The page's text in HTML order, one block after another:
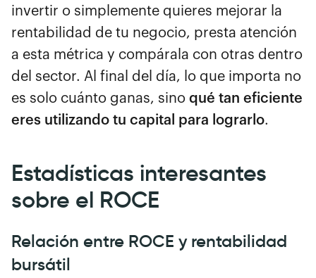
invertir o simplemente quieres mejorar la
rentabilidad de tu negocio, presta atención
a esta métrica y compárala con otras dentro
del sector. Al final del día, lo que importa no
es solo cuánto ganas, sino qué tan eficiente
eres utilizando tu capital para lograrlo.
Estadísticas interesantes
sobre el ROCE
Relación entre ROCE y rentabilidad
bursátil